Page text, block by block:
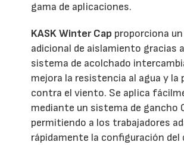
gama de aplicaciones.
KASK Winter Cap proporciona
adicional de aislamiento gracias
sistema de acolchado
mejora la resistencia al agua y la
contra el viento. Se aplica
mediante un sistema de gancho
permitiendo a los trabajadores
rápidamente la configuración del